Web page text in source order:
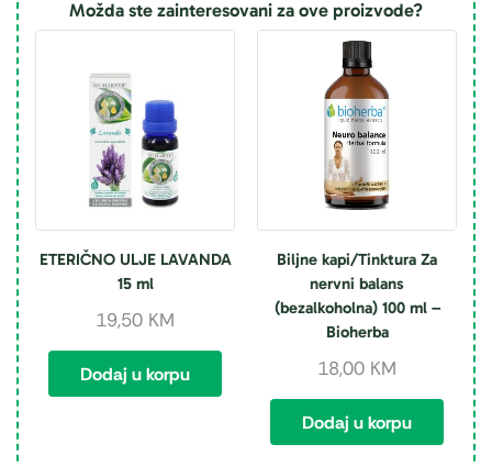
Možda ste zainteresovani za ove proizvode?
ETERIČNO ULJE LAVANDA
15 ml
19,50 KM
Dodaj u korpu
Biljne kapi/Tinktura Za
nervni balans
(bezalkoholna) 100 ml –
Bioherba
18,00 KM
Dodaj u korpu